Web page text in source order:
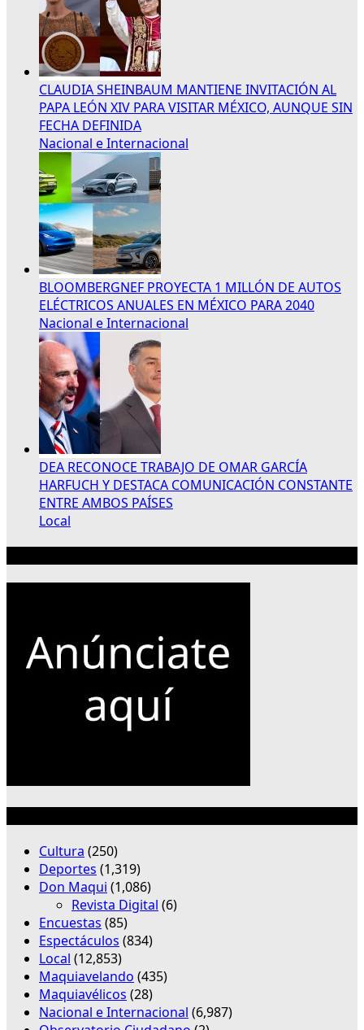
CLAUDIA SHEINBAUM MANTIENE INVITACIÓN AL
PAPA LEÓN XIV PARA VISITAR MÉXICO, AUNQUE SIN
FECHA DEFINIDA
Nacional e Internacional
BLOOMBERGNEF PROYECTA 1 MILLÓN DE AUTOS
ELÉCTRICOS ANUALES EN MÉXICO PARA 2040
Nacional e Internacional
DEA RECONOCE TRABAJO DE OMAR GARCÍA
HARFUCH Y DESTACA COMUNICACIÓN CONSTANTE
ENTRE AMBOS PAÍSES
Local
Cultura (250)
Deportes (1,319)
Don Maqui (1,086)
Revista Digital (6)
Encuestas (85)
Espectáculos (834)
Local (12,853)
Maquiavelando (435)
Maquiavélicos (28)
Nacional e Internacional (6,987)